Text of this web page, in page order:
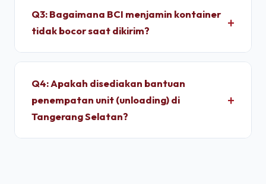
progresif yang lebih ekonomis jika Anda
hingga jangka panjang.
Q3: Bagaimana BCI menjamin kontainer
tidak bocor saat dikirim?
Setiap unit di depo kami wajib melalui pengujian
air bertekanan tinggi untuk memastikan dinding
panel baja corten dan karet pelindung pintu 100%
kedap air sebelum pemuatan.
Q4: Apakah disediakan bantuan
penempatan unit (unloading) di
Tangerang Selatan?